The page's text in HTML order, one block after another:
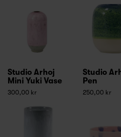
Studio Arhoj
Mini Yuki Vase
300,00 kr
Studio
Pen
250,00 kr